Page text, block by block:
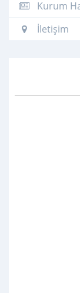
Kurum
İletişim